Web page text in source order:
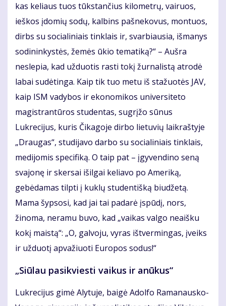
kas keliaus tuos tūkstančius kilometrų, vairuos,
ieškos įdomių sodų, kalbins pašnekovus, montuos,
dirbs su socialiniais tinklais ir, svarbiausia, išmanys
sodininkystės, žemės ūkio tematiką?“ – Aušra
neslepia, kad užduotis rasti tokį žurnalistą atrodė
labai sudėtinga. Kaip tik tuo metu iš stažuotės JAV,
kaip ISM vadybos ir ekonomikos universiteto
magistrantūros studentas, sugrįžo sūnus
Lukrecijus, kuris Čikagoje dirbo lietuvių laikraštyje
„Draugas“, studijavo darbo su socialiniais tinklais,
medijomis specifiką. O taip pat – įgyvendino seną
svajonę ir skersai išilgai keliavo po Ameriką,
gebėdamas tilpti į kuklų studentišką biudžetą.
Mama šypsosi, kad jai tai padarė įspūdį, nors,
žinoma, neramu buvo, kad „vaikas valgo neaišku
kokį maistą“: „O, galvoju, vyras ištvermingas, įveiks
ir užduotį apvažiuoti Europos sodus!“
„Siūlau pasikviesti vaikus ir anūkus“
Lukrecijus gimė Alytuje, baigė Adolfo Ramanausko-